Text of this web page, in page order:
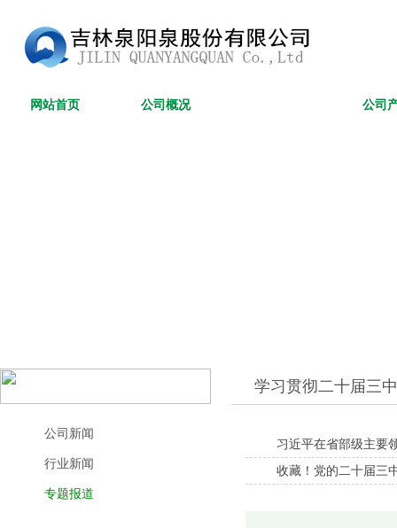
网站首页 公司概况 公司
公司新闻
行业新闻
专题报道
学习贯彻二十届三
习近平在省部级主要
收藏！党的二十届三